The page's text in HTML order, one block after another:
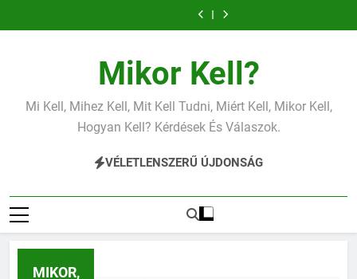
a
magas
alacsony vas?
Miért fáj a váll?
Mit jelent az
Mit jelent a
alacsony
vérnyomás?Mikor Kell?
Mi Kell, Mihez Kell, Mit Kell Tudni, Miért Kell, Mikor Kell,
Hogyan Kell? Kérdések És Válaszok.
VÉLETLENSZERŰ ÚJDONSÁG
MIKOR,